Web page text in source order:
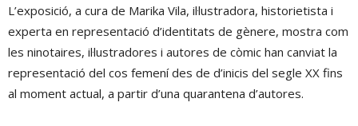
L’exposició, a cura de Marika Vila, il·lustradora, historietista i
experta en representació d’identitats de gènere, mostra com
les ninotaires, il·lustradores i autores de còmic han canviat la
representació del cos femení des de d’inicis del segle XX fins
al moment actual, a partir d’una quarantena d’autores.